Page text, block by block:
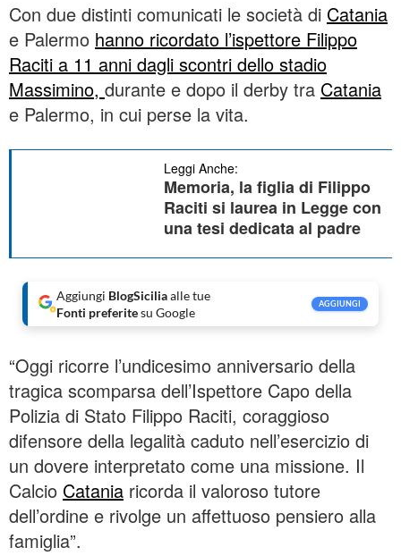
Con due distinti comunicati le società di Catania
e Palermo hanno ricordato l’ispettore Filippo
Raciti a 11 anni dagli scontri dello stadio
Massimino, durante e dopo il derby tra Catania
e Palermo, in cui perse la vita.
Leggi Anche:
Memoria, la figlia di Filippo
Raciti si laurea in Legge con
una tesi dedicata al padre
Aggiungi BlogSiciliaalle tue
Fonti preferitesu Google
AGGIUNGI
“Oggi ricorre l’undicesimo anniversario della
tragica scomparsa dell’Ispettore Capo della
Polizia di Stato Filippo Raciti, coraggioso
difensore della legalità caduto nell’esercizio di
un dovere interpretato come una missione. Il
Calcio Catania ricorda il valoroso tutore
dell’ordine e rivolge un affettuoso pensiero alla
famiglia”.